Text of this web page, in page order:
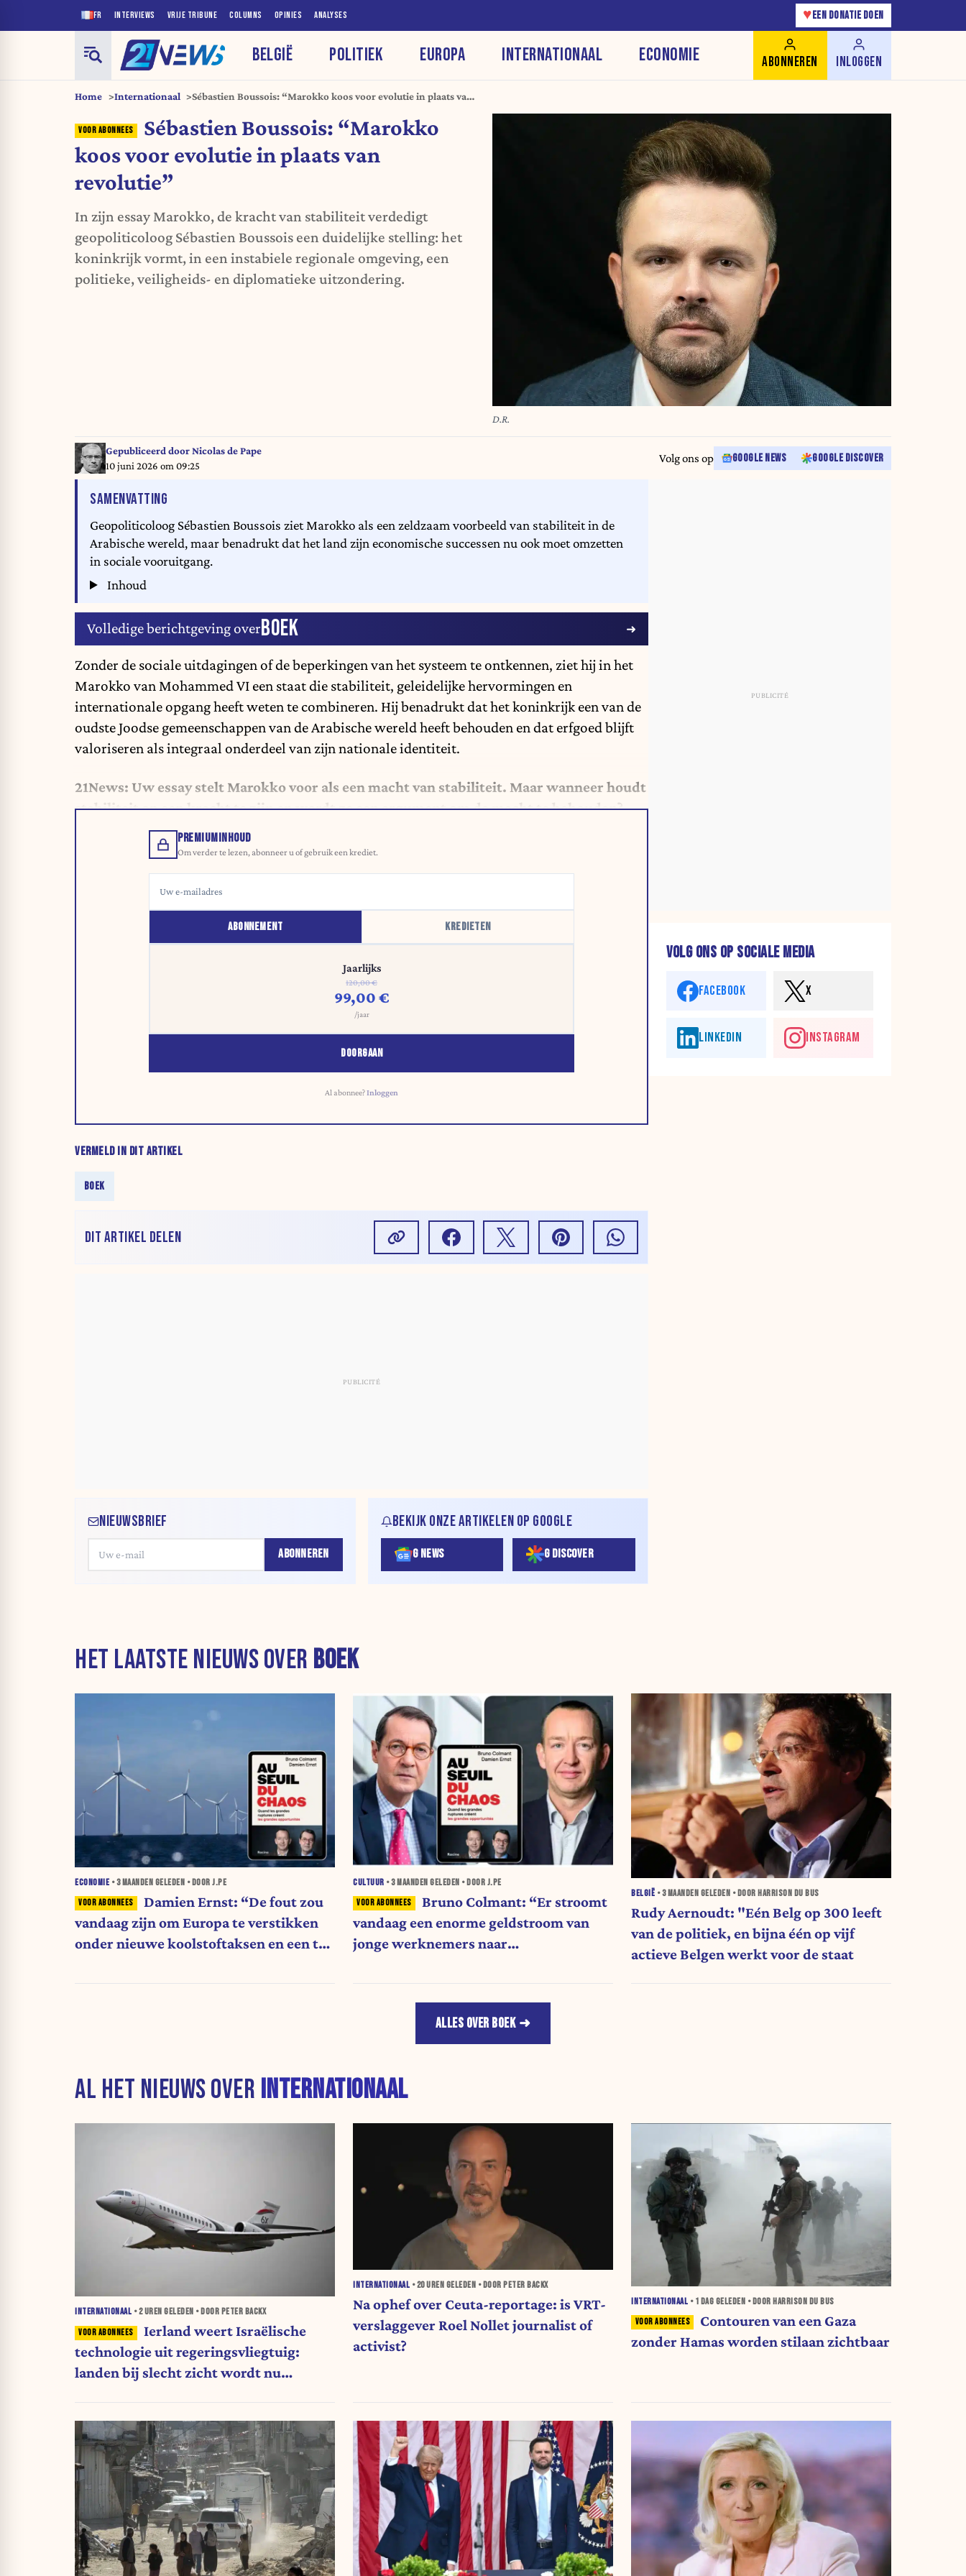
FR INTERVIEWS VRIJE TRIBUNE COLUMNS OPINIES ANALYSES ♥ EEN DONATIE DOEN
BELGIË POLITIEK EUROPA INTERNATIONAAL ECONOMIE ABONNEREN INLOGGEN
Home Internationaal
Sébastien Boussois: “Marokko koos voor evolutie in plaats van
Sébastien Boussois: “Marokko
koos voor evolutie in plaats van
revolutie”
In zijn essay Marokko, de kracht van stabiliteit verdedigt
geopoliticoloog Sébastien Boussois een duidelijke stelling: het
koninkrijk vormt, in een instabiele regionale omgeving, een
politieke, veiligheids- en diplomatieke uitzondering.
D.R.
Gepubliceerd doorNicolas de Pape
10 juni 2026 om 09:25
Volg ons op GOOGLE NEWS GOOGLE DISCOVER
SAMENVATTING
Geopoliticoloog Sébastien Boussois ziet Marokko als een zeldzaam voorbeeld van stabiliteit in de
Arabische wereld, maar benadrukt dat het land zijn economische successen nu ook moet omzetten
in sociale vooruitgang.
Inhoud
Volledige berichtgeving overBOEK
Zonder de sociale uitdagingen of de beperkingen van het systeem te ontkennen, ziet hij in het
Marokko van Mohammed VI een staat die stabiliteit, geleidelijke hervormingen en
internationale opgang heeft weten te combineren. Hij benadrukt dat het koninkrijk een van de
oudste Joodse gemeenschappen van de Arabische wereld heeft behouden en dat erfgoed blijft
valoriseren als integraal onderdeel van zijn nationale identiteit.
21News: Uw essay stelt Marokko voor als een macht van stabiliteit. Maar wanneer houdt
stabiliteit op een kracht te zijn en wordt ze een argument om de macht te behouden?
PREMIUMINHOUD
Om verder te lezen, abonneer u of gebruik een krediet.
ABONNEMENT KREDIETEN
Jaarlijks
120,00 €
99,00 €
/jaar
DOORGAAN
Al abonnee?Inloggen
VERMELD IN DIT ARTIKEL
BOEK
DIT ARTIKEL DELEN
NIEUWSBRIEF
ABONNEREN
BEKIJK ONZE ARTIKELEN OP GOOGLE
G NEWS G DISCOVER
VOLG ONS OP SOCIALE MEDIA
FACEBOOK X
LINKEDIN INSTAGRAM
HET LAATSTE NIEUWS OVER BOEK
ECONOMIE •3 MAANDEN GELEDEN • DOOR J.PE
Damien Ernst: “De fout zou
vandaag zijn om Europa te verstikken
onder nieuwe koolstoftaksen en een te
CULTUUR •3 MAANDEN GELEDEN • DOOR J.PE
Bruno Colmant: “Er stroomt
vandaag een enorme geldstroom van
jonge werknemers naar
BELGIË •3 MAANDEN GELEDEN • DOOR HARRISON DU BUS
Rudy Aernoudt: "Eén Belg op 300 leeft
van de politiek, en bijna één op vijf
actieve Belgen werkt voor de staat
ALLES OVER BOEK
AL HET NIEUWS OVER INTERNATIONAAL
INTERNATIONAAL •2 UREN GELEDEN • DOOR PETER BACKX
Ierland weert Israëlische
technologie uit regeringsvliegtuig:
landen bij slecht zicht wordt nu
INTERNATIONAAL •20 UREN GELEDEN • DOOR PETER BACKX
Na ophef over Ceuta-reportage: is VRT-
verslaggever Roel Nollet journalist of
activist?
INTERNATIONAAL • 1 DAG GELEDEN • DOOR HARRISON DU BUS
Contouren van een Gaza
zonder Hamas worden stilaan zichtbaar